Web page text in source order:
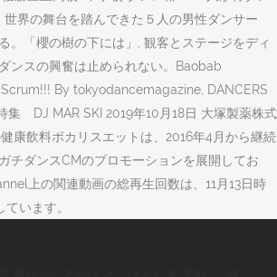
世界の舞台を踏んできた５人の男性ダンサー
。「櫻の樹の下には」, 観客とステージをディ
ンスの興奮は止められない。Baobab
By tokyodancemagazine, DANCERS
集 DJ MAR SKI 2019年10月18日 大塚製薬株式
康飲料ポカリスエットは、2016年4月から継続
チダンスCMのプロモーションを展開してお
上の関連動画の総再生回数は、11月13日時
います。